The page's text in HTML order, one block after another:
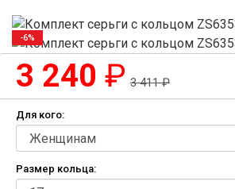
-6%
3 240 ₽ 3 411₽
Для кого:
Размер кольца: